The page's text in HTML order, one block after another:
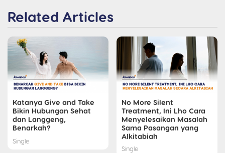
Related Articles
Katanya Give and Take
Bikin Hubungan Sehat
dan Langgeng,
Benarkah?
Single
No More Silent
Treatment, Ini Lho Cara
Menyelesaikan Masalah
Sama Pasangan yang
Alkitabiah
Single